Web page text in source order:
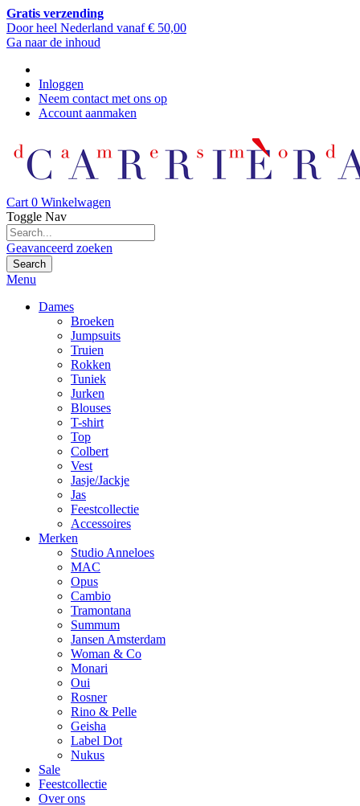
Gratis verzending
Door heel Nederland vanaf € 50,00
Ga naar de inhoud
Inloggen
Neem contact met ons op
Account aanmaken
Cart 0 Winkelwagen
Toggle Nav
Geavanceerd zoeken
Search
Menu
Dames
Broeken
Jumpsuits
Truien
Rokken
Tuniek
Jurken
Blouses
T-shirt
Top
Colbert
Vest
Jasje/Jackje
Jas
Feestcollectie
Accessoires
Merken
Studio Anneloes
MAC
Opus
Cambio
Tramontana
Summum
Jansen Amsterdam
Woman & Co
Monari
Oui
Rosner
Rino & Pelle
Geisha
Label Dot
Nukus
Sale
Feestcollectie
Over ons